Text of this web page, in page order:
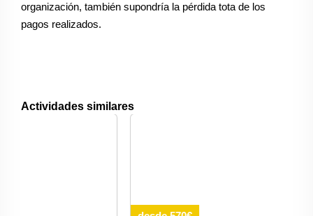
organización, también supondría la pérdida tota de los
pagos realizados.
Actividades similares